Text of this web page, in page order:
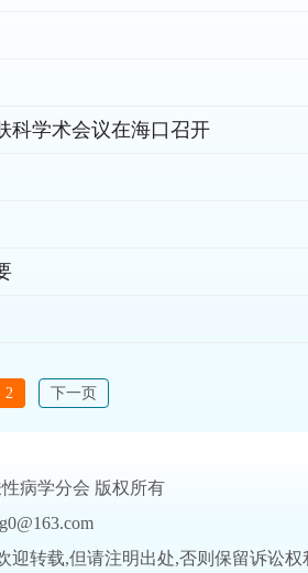
科学术会议在海口召开
2 下一页
性病学分会 版权所有
迎转载,但请注明出处,否则保留诉讼权